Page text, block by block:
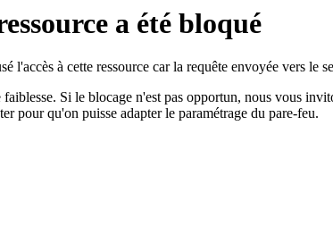
a été bloqué
l'accès à cette ressource car la requête envoyée vers le
Si le blocage n'est pas opportun, nous vous
pour qu'on puisse adapter le paramétrage du pare-feu.